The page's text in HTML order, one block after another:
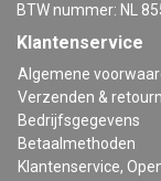
BTW nummer: NL
Klantenservice
Algemene
Verzenden &
Bedrijfsgegevens
Betaalmethoden
Klantenservice,